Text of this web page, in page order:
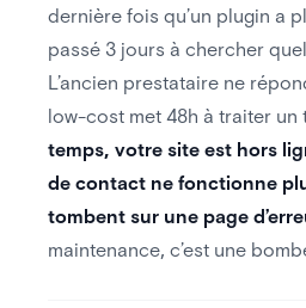
dernière fois qu’un plugin a
passé 3 jours à chercher
L’ancien prestataire ne
low-cost met 48h à traiter un
temps, votre site est hors
de contact ne fonctionne
tombent sur une page
maintenance, c’est une